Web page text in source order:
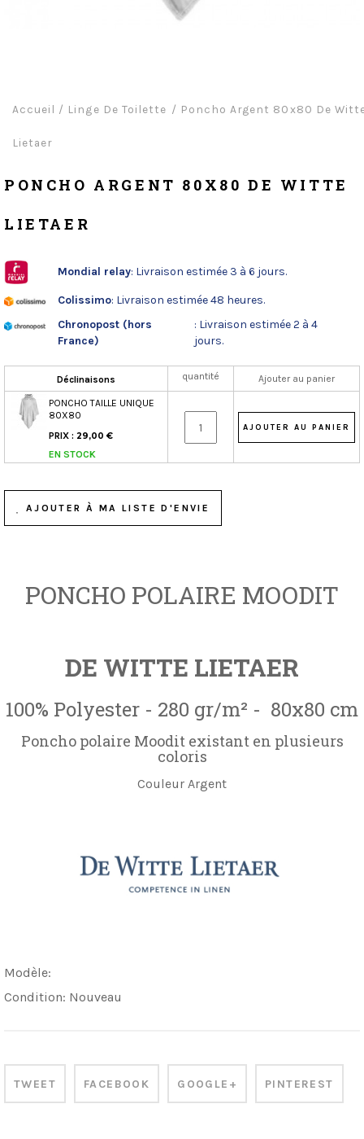
Accueil / Linge De Toilette Poncho Argent 80x80 De
Lietaer
PONCHO ARGENT 80X80 DE WITTE
LIETAER
Mondial relay: Livraison estimée 3 à 6 jours.
Colissimo: Livraison estimée 48 heures.
Chronopost (hors
France)
: Livraison estimée 2 à 4
jours.
Déclinaisons quantité Ajouter au panier
PONCHO TAILLE UNIQUE
80X80
PRIX : 29,00 €
EN STOCK
AJOUTER À MA LISTE D'ENVIE
PONCHO POLAIRE MOODIT
DE WITTE LIETAER
100% Polyester - 280 gr/m² - 80x80 cm
Poncho polaire Moodit existant en plusieurs
coloris
Couleur Argent
Modèle:
Condition: Nouveau
TWEET FACEBOOK GOOGLE+ PINTEREST